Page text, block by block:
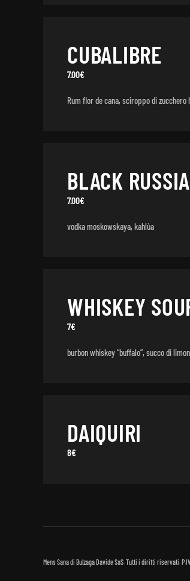
CUBALIBRE
7.00€
Rum flor de cana, sciroppo di
BLACK
7.00€
vodka moskowskaya, kahlùa
WHISKEY
7€
burbon whiskey “buffalo”, succo di
DAIQUIRI
8€
Mens Sana di Bulzaga Davide SaS. Tutti i diritti riservati.